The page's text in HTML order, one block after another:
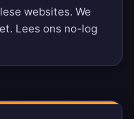
websites. We
Lees ons no-log